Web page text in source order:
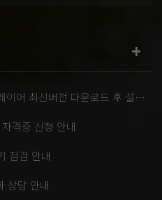
+
[이벤트] 동영상 재생 오류 시 플레이어 최신버전 다운로드 후 설치 부탁드립니다.
격증 신청 안내
점검 안내
상담 안내